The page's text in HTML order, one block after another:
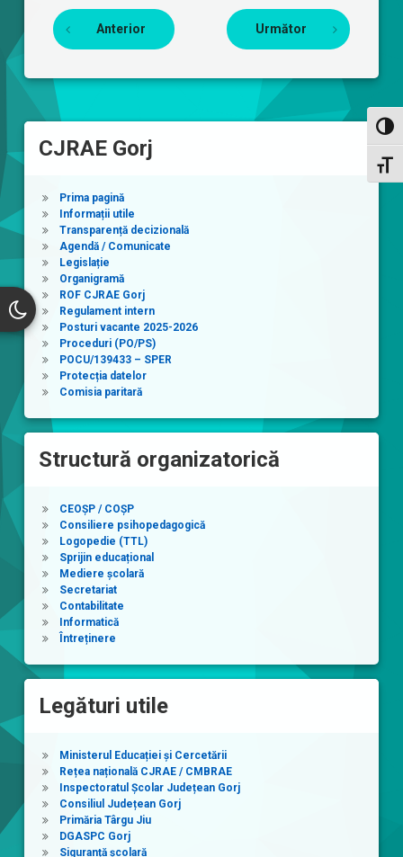
Anterior Următor
CJRAE Gorj
Prima pagină
Informații utile
Transparență decizională
Agendă / Comunicate
Legislație
Organigramă
ROF CJRAE Gorj
Regulament intern
Posturi vacante 2025-2026
Proceduri (PO/PS)
POCU/139433 – SPER
Protecția datelor
Comisia paritară
Structură organizatorică
CEOȘP / COȘP
Consiliere psihopedagogică
Logopedie (TTL)
Sprijin educațional
Mediere școlară
Secretariat
Contabilitate
Informatică
Întreținere
Legături utile
Ministerul Educației și Cercetării
Rețea națională CJRAE / CMBRAE
Inspectoratul Școlar Județean Gorj
Consiliul Județean Gorj
Primăria Târgu Jiu
DGASPC Gorj
Siguranță școlară